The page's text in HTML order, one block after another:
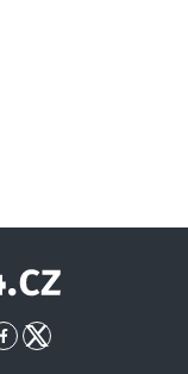
Globe24
PřejítPřejít